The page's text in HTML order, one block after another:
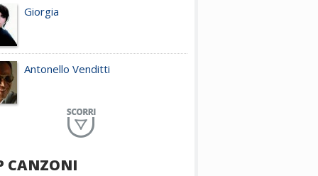
Giorgia
Antonello Venditti
Planet Funk
CANZONI